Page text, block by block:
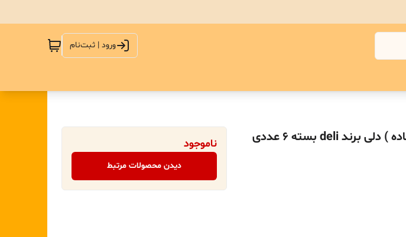
ورود | ثبت‌نام
لیوان دفرمه (هولوگرامی ، ساده ) دلی برند deli بسته ۶ عددی
ناموجود
دیدن محصولات مرتبط